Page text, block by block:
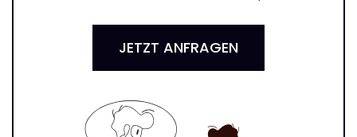
JETZT ANFRAGEN